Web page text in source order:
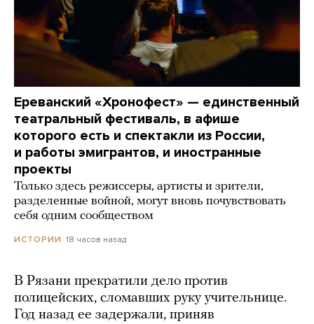
Ереванский «Хронофест» — единственный
театральный фестиваль, в афише
которого есть и спектакли из России,
и работы эмигрантов, и иностранные
проекты
Только здесь режиссеры, артисты и зрители,
разделенные войной, могут вновь почувствовать
себя одним сообществом
ИСТОРИИ 18 часов назад
В Рязани прекратили дело против
полицейских, сломавших руку учительнице.
Год назад ее задержали, приняв